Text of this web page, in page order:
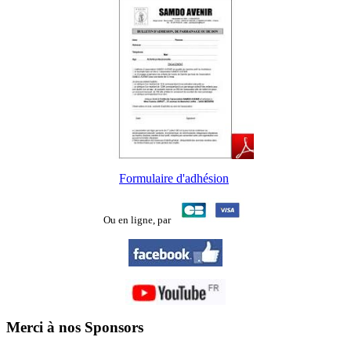
Formulaire d'adhésion
Ou en ligne, par
Merci à nos Sponsors